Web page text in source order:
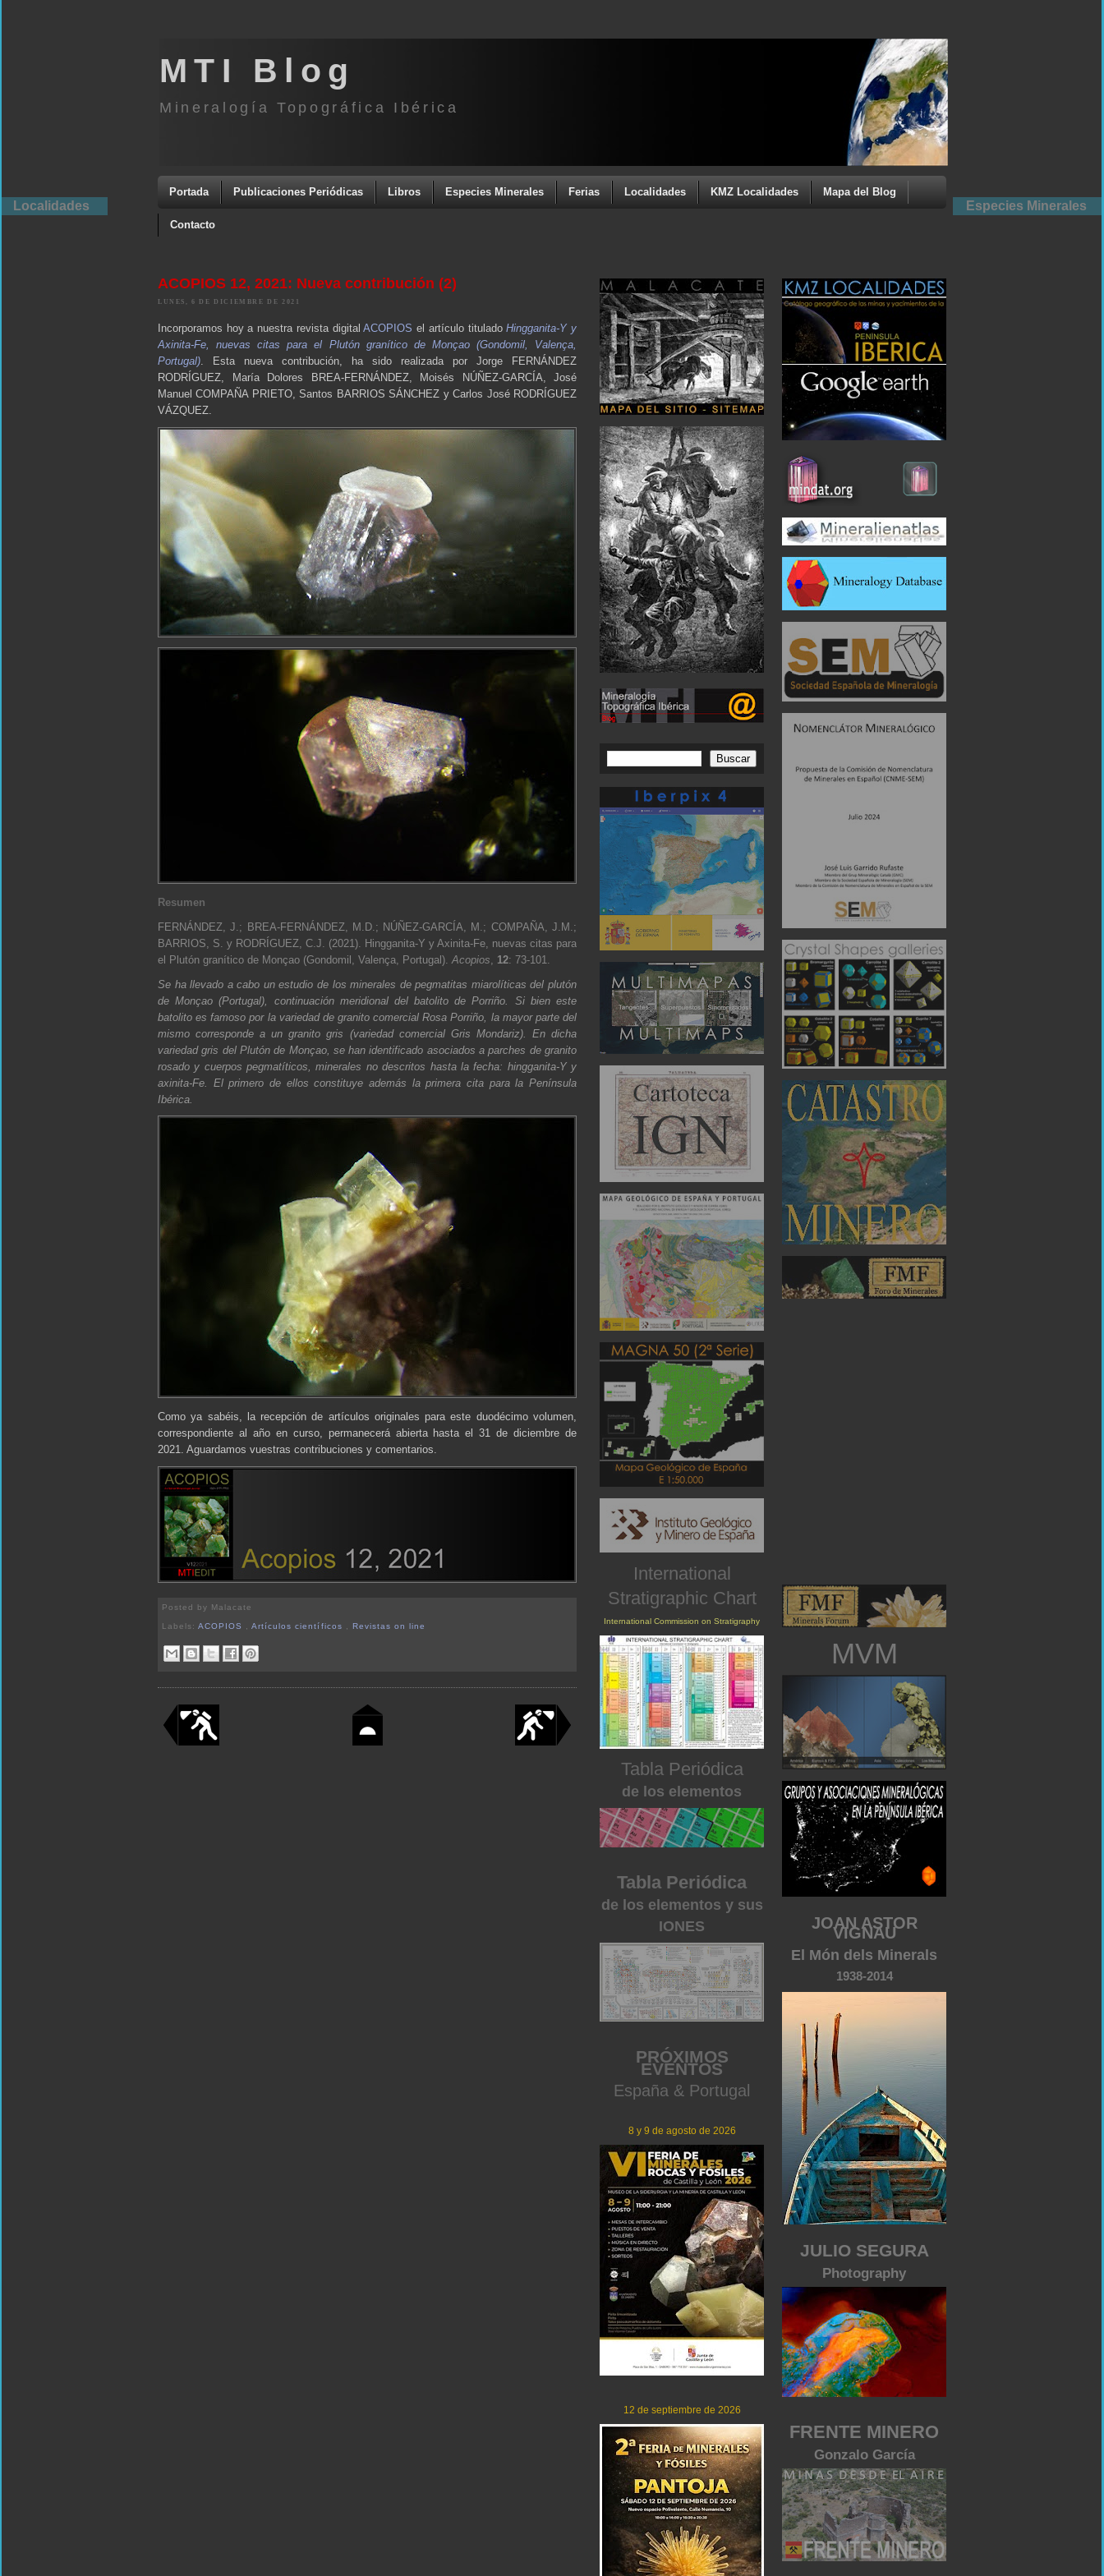
MTI Blog
Mineralogía Topográfica Ibérica
Portada Publicaciones Periódicas Libros Especies Minerales Ferias Localidades KMZ Localidades Mapa del Blog
Contacto
MVM
JOAN ASTOR
VIGNAU
El Món dels Minerals
1938-2014
JULIO SEGURA
Photography
FRENTE MINERO
Gonzalo García
ACOPIOS 12, 2021: Nueva contribución (2)
LUNES, 6 DE DICIEMBRE DE 2021
Incorporamos hoy a nuestra revista digitalACOPIOS el artículo tituladoHingganita-Y y
Axinita-Fe, nuevas citas para el Plutón granítico de Monçao (Gondomil, Valença,
Portugal) . Esta nueva contribución, ha sido realizada por Jorge FERNÁNDEZ
RODRÍGUEZ, María Dolores BREA-FERNÁNDEZ, Moisés NÚÑEZ-GARCÍA, José
Manuel COMPAÑA PRIETO, Santos BARRIOS SÁNCHEZ y Carlos José RODRÍGUEZ
VÁZQUEZ.
Resumen
FERNÁNDEZ, J.; BREA-FERNÁNDEZ, M.D.; NÚÑEZ-GARCÍA, M.; COMPAÑA, J.M.;
BARRIOS, S. y RODRÍGUEZ, C.J. (2021). Hingganita-Y y Axinita-Fe, nuevas citas para
el Plutón granítico de Monçao (Gondomil, Valença, Portugal). Acopios 12: 73-101.
Se ha llevado a cabo un estudio de los minerales de pegmatitas miarolíticas del plutón
de Monçao (Portugal), continuación meridional del batolito de Porriño. Si bien este
batolito es famoso por la variedad de granito comercial Rosa Porriño, la mayor parte del
mismo corresponde a un granito gris (variedad comercial Gris Mondariz). En dicha
variedad gris del Plutón de Monçao, se han identificado asociados a parches de granito
rosado y cuerpos pegmatíticos, minerales no descritos hasta la fecha: hingganita-Y y
axinita-Fe. El primero de ellos constituye además la primera cita para la Península
Ibérica.
Como ya sabéis, la recepción de artículos originales para este duodécimo volumen,
correspondiente al año en curso, permanecerá abierta hasta el 31 de diciembre de
2021. Aguardamos vuestras contribuciones y comentarios.
Posted by Malacate
Labels:ACOPIOS ,Artículos científicos , Revistas on line
International
Stratigraphic Chart
International Commission on Stratigraphy
Tabla Periódica
de los elementos
Tabla Periódica
de los elementos y sus
IONES
PRÓXIMOS
EVENTOS
España & Portugal
8 y 9 de agosto de 2026
12 de septiembre de 2026
Localidades Especies Minerales